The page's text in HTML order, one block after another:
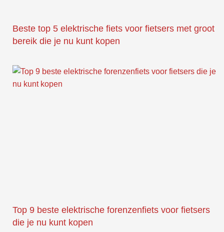
Beste top 5 elektrische fiets voor fietsers met groot
bereik die je nu kunt kopen
Top 9 beste elektrische forenzenfiets voor fietsers
die je nu kunt kopen